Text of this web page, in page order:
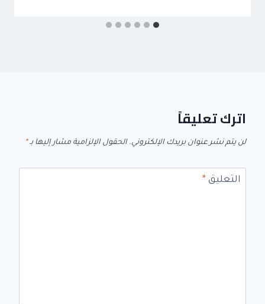
اترك تعليقاً
لن يتم نشر عنوان بريدك الإلكتروني. الحقول الإلزامية مشار إليها بـ*
التعليق *